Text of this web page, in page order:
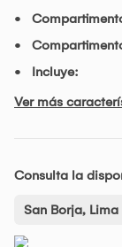
Incluye:
Ver más
Consulta la
San Borja, Lima